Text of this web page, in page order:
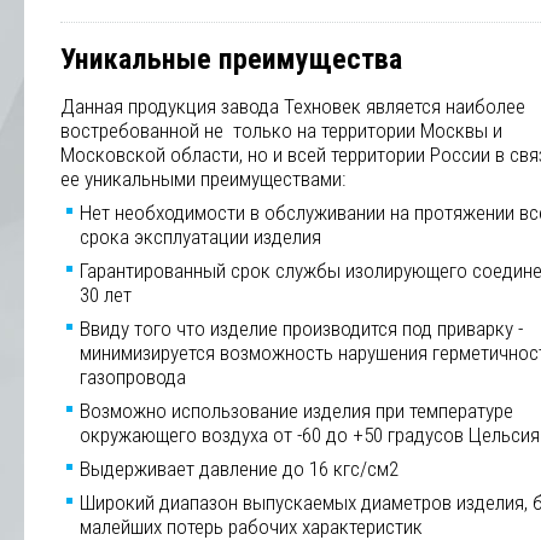
Уникальные преимущества
Данная продукция завода Техновек является наиболее
востребованной не только на территории Москвы и
Московской области, но и всей территории России в
ее уникальными преимуществами:
Нет необходимости в обслуживании на протяжении
срока эксплуатации изделия
Гарантированный срок службы изолирующего
30 лет
Ввиду того что изделие производится под приварку -
минимизируется возможность нарушения
газопровода
Возможно использование изделия при температуре
окружающего воздуха от -60 до +50 градусов Цельсия
Выдерживает давление до 16 кгс/см2
Широкий диапазон выпускаемых диаметров изделия,
малейших потерь рабочих характеристик